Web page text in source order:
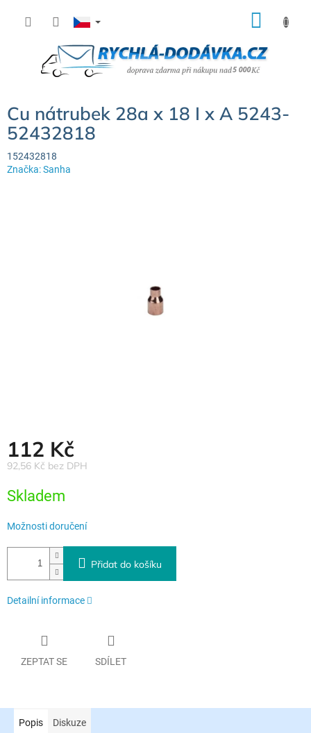
Cu nátrubek 28a x 18 I x A 5243-
52432818
152432818
Značka:Sanha
112 Kč
92,56 Kč bez DPH
cena:
Skladem
Možnosti doručení
Přidat do košíku
Detailní informace
ZEPTAT SE SDÍLET
Popis Diskuze